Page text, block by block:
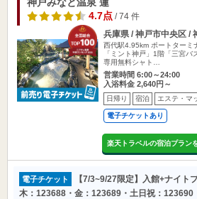
4.7点/ 74 件
兵庫県 / 神戸市中央区 /
西代駅4.95km ポートターミ
「ミント神戸」1階「三宮
専用無料シャト…
営業時間 6:00～24:00
入浴料金 2,640円～
日帰り 宿泊 エステ・マ
電子チケットあり
楽天トラベルの宿泊プラン
電子チケット
【7/3~9/27限定】入館+ナイト
木：123688・金：123689・土日祝：123690